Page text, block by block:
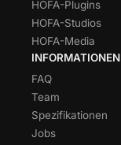
HOFA-Plugins
HOFA-Studios
HOFA-Media
INFORMATIONEN
FAQ
Team
Spezifikationen
Jobs